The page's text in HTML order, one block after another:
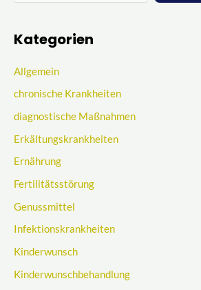
Kategorien
Allgemein
chronische Krankheiten
diagnostische Maßnahmen
Erkältungskrankheiten
Ernährung
Fertilitätsstörung
Genussmittel
Infektionskrankheiten
Kinderwunsch
Kinderwunschbehandlung